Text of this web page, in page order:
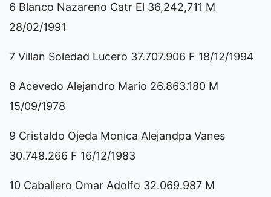
6 Blanco Nazareno Catr El 36,242,711 M
28/02/1991
7 Villan Soledad Lucero 37.707.906 F 18/12/1994
8 Acevedo Alejandro Mario 26.863.180 M
15/09/1978
9 Cristaldo Ojeda Monica Alejandpa Vanes
30.748.266 F 16/12/1983
10 Caballero Omar Adolfo 32.069.987 M